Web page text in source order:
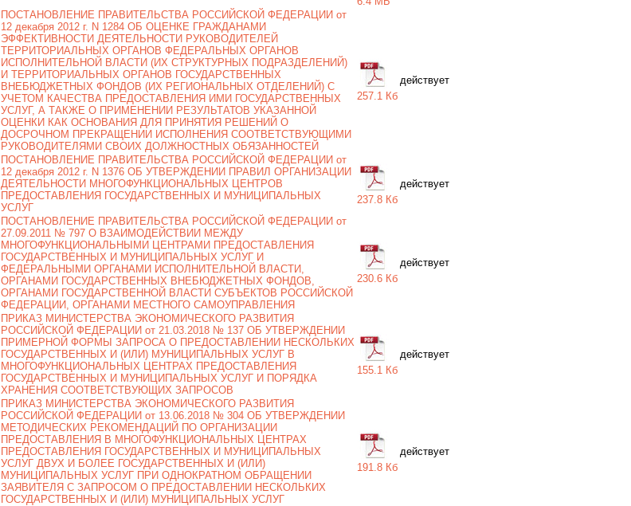
ПОСТАНОВЛЕНИЕ ПРАВИТЕЛЬСТВА РОССИЙСКОЙ ФЕДЕРАЦИИ от
12 декабря 2012 г. N 1284 ОБ ОЦЕНКЕ ГРАЖДАНАМИ
ЭФФЕКТИВНОСТИ ДЕЯТЕЛЬНОСТИ РУКОВОДИТЕЛЕЙ
ТЕРРИТОРИАЛЬНЫХ ОРГАНОВ ФЕДЕРАЛЬНЫХ ОРГАНОВ
ИСПОЛНИТЕЛЬНОЙ ВЛАСТИ (ИХ СТРУКТУРНЫХ ПОДРАЗДЕЛЕНИЙ)
И ТЕРРИТОРИАЛЬНЫХ ОРГАНОВ ГОСУДАРСТВЕННЫХ
ВНЕБЮДЖЕТНЫХ ФОНДОВ (ИХ РЕГИОНАЛЬНЫХ ОТДЕЛЕНИЙ) С
УЧЕТОМ КАЧЕСТВА ПРЕДОСТАВЛЕНИЯ ИМИ ГОСУДАРСТВЕННЫХ
УСЛУГ, А ТАКЖЕ О ПРИМЕНЕНИИ РЕЗУЛЬТАТОВ УКАЗАННОЙ
ОЦЕНКИ КАК ОСНОВАНИЯ ДЛЯ ПРИНЯТИЯ РЕШЕНИЙ О
ДОСРОЧНОМ ПРЕКРАЩЕНИИ ИСПОЛНЕНИЯ СООТВЕТСТВУЮЩИМИ
РУКОВОДИТЕЛЯМИ СВОИХ ДОЛЖНОСТНЫХ ОБЯЗАННОСТЕЙ
257.1 Кб
действует
ПОСТАНОВЛЕНИЕ ПРАВИТЕЛЬСТВА РОССИЙСКОЙ ФЕДЕРАЦИИ от
12 декабря 2012 г. N 1376 ОБ УТВЕРЖДЕНИИ ПРАВИЛ ОРГАНИЗАЦИИ
ДЕЯТЕЛЬНОСТИ МНОГОФУНКЦИОНАЛЬНЫХ ЦЕНТРОВ
ПРЕДОСТАВЛЕНИЯ ГОСУДАРСТВЕННЫХ И МУНИЦИПАЛЬНЫХ
УСЛУГ
237.8 Кб
действует
ПОСТАНОВЛЕНИЕ ПРАВИТЕЛЬСТВА РОССИЙСКОЙ ФЕДЕРАЦИИ от
27.09.2011 № 797 О ВЗАИМОДЕЙСТВИИ МЕЖДУ
МНОГОФУНКЦИОНАЛЬНЫМИ ЦЕНТРАМИ ПРЕДОСТАВЛЕНИЯ
ГОСУДАРСТВЕННЫХ И МУНИЦИПАЛЬНЫХ УСЛУГ И
ФЕДЕРАЛЬНЫМИ ОРГАНАМИ ИСПОЛНИТЕЛЬНОЙ ВЛАСТИ,
ОРГАНАМИ ГОСУДАРСТВЕННЫХ ВНЕБЮДЖЕТНЫХ ФОНДОВ,
ОРГАНАМИ ГОСУДАРСТВЕННОЙ ВЛАСТИ СУБЪЕКТОВ РОССИЙСКОЙ
ФЕДЕРАЦИИ, ОРГАНАМИ МЕСТНОГО САМОУПРАВЛЕНИЯ
230.6 Кб
действует
ПРИКАЗ МИНИСТЕРСТВА ЭКОНОМИЧЕСКОГО РАЗВИТИЯ
РОССИЙСКОЙ ФЕДЕРАЦИИ от 21.03.2018 № 137 ОБ УТВЕРЖДЕНИИ
ПРИМЕРНОЙ ФОРМЫ ЗАПРОСА О ПРЕДОСТАВЛЕНИИ НЕСКОЛЬКИХ
ГОСУДАРСТВЕННЫХ И (ИЛИ) МУНИЦИПАЛЬНЫХ УСЛУГ В
МНОГОФУНКЦИОНАЛЬНЫХ ЦЕНТРАХ ПРЕДОСТАВЛЕНИЯ
ГОСУДАРСТВЕННЫХ И МУНИЦИПАЛЬНЫХ УСЛУГ И ПОРЯДКА
ХРАНЕНИЯ СООТВЕТСТВУЮЩИХ ЗАПРОСОВ
155.1 Кб
действует
ПРИКАЗ МИНИСТЕРСТВА ЭКОНОМИЧЕСКОГО РАЗВИТИЯ
РОССИЙСКОЙ ФЕДЕРАЦИИ от 13.06.2018 № 304 ОБ УТВЕРЖДЕНИИ
МЕТОДИЧЕСКИХ РЕКОМЕНДАЦИЙ ПО ОРГАНИЗАЦИИ
ПРЕДОСТАВЛЕНИЯ В МНОГОФУНКЦИОНАЛЬНЫХ ЦЕНТРАХ
ПРЕДОСТАВЛЕНИЯ ГОСУДАРСТВЕННЫХ И МУНИЦИПАЛЬНЫХ
УСЛУГ ДВУХ И БОЛЕЕ ГОСУДАРСТВЕННЫХ И (ИЛИ)
МУНИЦИПАЛЬНЫХ УСЛУГ ПРИ ОДНОКРАТНОМ ОБРАЩЕНИИ
ЗАЯВИТЕЛЯ С ЗАПРОСОМ О ПРЕДОСТАВЛЕНИИ НЕСКОЛЬКИХ
ГОСУДАРСТВЕННЫХ И (ИЛИ) МУНИЦИПАЛЬНЫХ УСЛУГ
191.8 Кб
действует